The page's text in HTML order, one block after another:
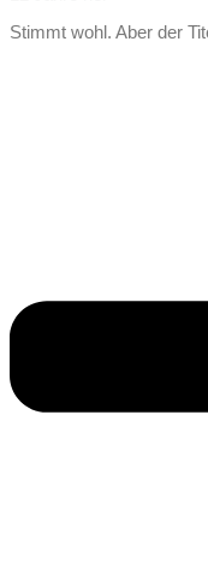
Stimmt wohl. Aber der